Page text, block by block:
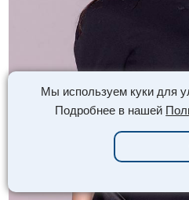
Мы используем куки для
Подробнее в нашей